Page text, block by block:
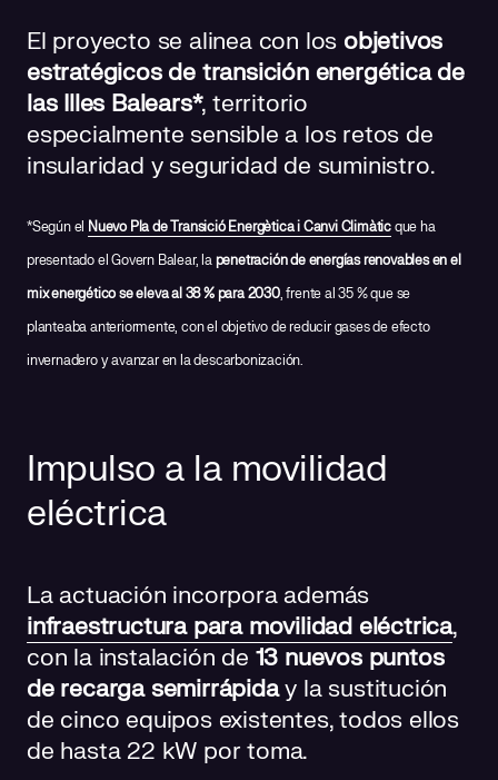
El proyecto se alinea con los objetivos
estratégicos de transición energética de
las Illes Balears*, territorio
especialmente sensible a los retos de
insularidad y seguridad de suministro.
*Según el Nuevo Pla de Transició Energètica i Canvi Climàticque ha
presentado el Govern Balear, lapenetración de energías renovables en el
mix energético se eleva al 38 % para 2030, frente al 35 % que se
planteaba anteriormente, con el objetivo de reducir gases de efecto
invernadero y avanzar en la descarbonización.
Impulso a la movilidad
eléctrica
La actuación incorpora además
infraestructura para movilidad eléctrica,
con la instalación de 13 nuevos puntos
de recarga semirrápiday la sustitución
de cinco equipos existentes, todos ellos
de hasta 22 kW por toma.